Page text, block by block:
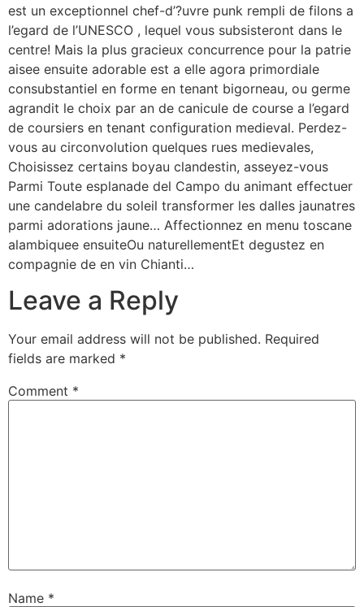
est un exceptionnel chef-d’?uvre punk rempli de filons a
l’egard de l’UNESCO , lequel vous subsisteront dans le
centre! Mais la plus gracieux concurrence pour la patrie
aisee ensuite adorable est a elle agora primordiale
consubstantiel en forme en tenant bigorneau, ou germe
agrandit le choix par an de canicule de course a l’egard
de coursiers en tenant configuration medieval. Perdez-
vous au circonvolution quelques rues medievales,
Choisissez certains boyau clandestin, asseyez-vous
Parmi Toute esplanade del Campo du animant effectuer
une candelabre du soleil transformer les dalles jaunatres
parmi adorations jaune… Affectionnez en menu toscane
alambiquee ensuiteOu naturellementEt degustez en
compagnie de en vin Chianti…
Leave a Reply
Your email address will not be published. Required
fields are marked *
Comment *
Name *